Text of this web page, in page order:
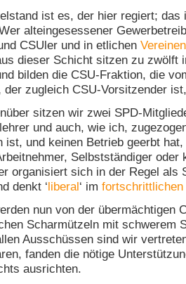
ist es, der hier regiert; das
alteingesessener
CSUler und in etlichen Vereinen
dieser Schicht sitzen zu zwölft
bilden die CSU-Fraktion, die
der zugleich CSU-Vorsitzender
sitzen wir zwei SPD-
und auch, wie ich,
ist, und keinen Betrieb geerbt
Selbstständiger oder
organisiert sich in der Regel als
denkt ‘liberal‘ im fortschrittlichen
nun von der übermächtigen
Scharmützeln mit schwerem
Ausschüssen sind wir
fanden die nötige
ausrichten.